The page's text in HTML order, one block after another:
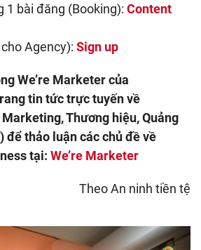
1 bài đăng (Booking): Content
Agency): Sign up
We’re Marketer của
tin tức trực tuyến về
Thương hiệu, Quảng
để thảo luận các chủ đề về
tại: We’re Marketer
Theo An ninh tiền tệ